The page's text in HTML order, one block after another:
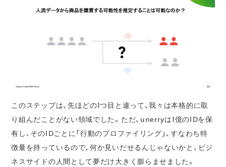
このステップは、先ほどの1つ目と違って、我々は本格的に取
り組んだことがない領域でした。ただ、unerryは1億のIDを保
有し、そのIDごとに「行動のプロファイリング」、すなわち特
徴量を持っているので、何か見いだせるんじゃないかと、ビジ
ネスサイドの人間として夢だけ大きく膨らませました。